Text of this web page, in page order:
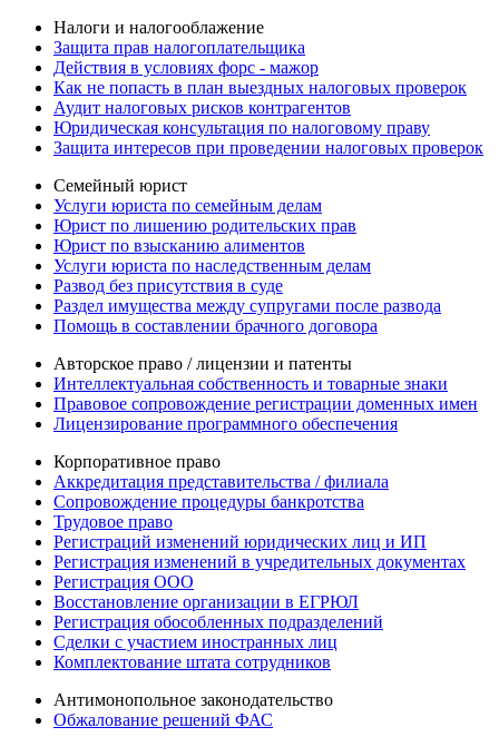
Налоги и налогооблажение
Защита прав налогоплательщика
Действия в условиях форс - мажор
Как не попасть в план выездных налоговых проверок
Аудит налоговых рисков контрагентов
Юридическая консультация по налоговому праву
Защита интересов при проведении налоговых проверок
Семейный юрист
Услуги юриста по семейным делам
Юрист по лишению родительских прав
Юрист по взысканию алиментов
Услуги юриста по наследственным делам
Развод без присутствия в суде
Раздел имущества между супругами после развода
Помощь в составлении брачного договора
Авторское право / лицензии и патенты
Интеллектуальная собственность и товарные знаки
Правовое сопровождение регистрации доменных имен
Лицензирование программного обеспечения
Корпоративное право
Аккредитация представительства / филиала
Сопровождение процедуры банкротства
Трудовое право
Регистраций изменений юридических лиц и ИП
Регистрация изменений в учредительных документах
Регистрация ООО
Восстановление организации в ЕГРЮЛ
Регистрация обособленных подразделений
Сделки с участием иностранных лиц
Комплектование штата сотрудников
Антимонопольное законодательство
Обжалование решений ФАС